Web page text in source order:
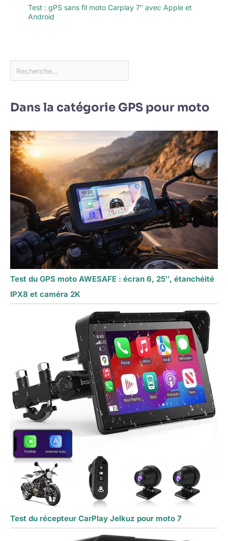
Test : gPS sans fil moto Carplay 7″ avec Apple et
Android
Dans la catégorie GPS pour moto
Test du GPS moto AWESAFE : écran 6, 25″, étanchéité
IPX8 et caméra 2K
Test du récepteur CarPlay Jelkuz pour moto 7